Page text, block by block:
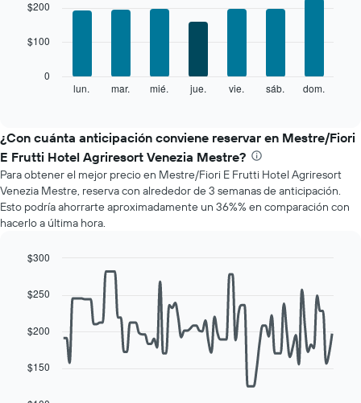
with
bars.
el
precio
promedio
de
una
habitación
por
día
semana
gráfico
lun. mar. mié. jue. vie. sáb. dom.
0
$100
$200
¿Con cuánta anticipación conviene reservar en Mestre/Fiori
E Frutti Hotel Agriresort Venezia Mestre?
Para obtener el mejor precio en Mestre/Fiori E Frutti Hotel Agriresort
Venezia Mestre, reserva con alrededor de 3 semanas de anticipación.
Esto podría ahorrarte aproximadamente un 36%% en comparación con
hacerlo a última hora.
with
data
points.
El$150
$200
$250
$300